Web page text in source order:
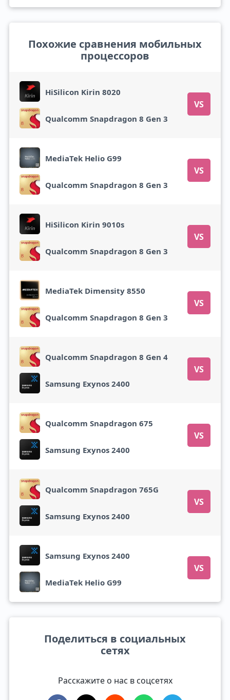
Похожие сравнения мобильных
процессоров
HiSilicon Kirin 8020
VS
Qualcomm Snapdragon 8 Gen 3
MediaTek Helio G99
VS
Qualcomm Snapdragon 8 Gen 3
HiSilicon Kirin 9010s
VS
Qualcomm Snapdragon 8 Gen 3
MediaTek Dimensity 8550
VS
Qualcomm Snapdragon 8 Gen 3
Qualcomm Snapdragon 8 Gen 4
VS
Samsung Exynos 2400
Qualcomm Snapdragon 675
VS
Samsung Exynos 2400
Qualcomm Snapdragon 765G
VS
Samsung Exynos 2400
Samsung Exynos 2400
VS
MediaTek Helio G99
Поделиться в социальных
сетях
Расскажите о нас в соцсетях